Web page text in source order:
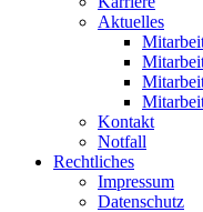
Aktuelles
Kontakt
Notfall
Rechtliches
Impressum
Datenschutz